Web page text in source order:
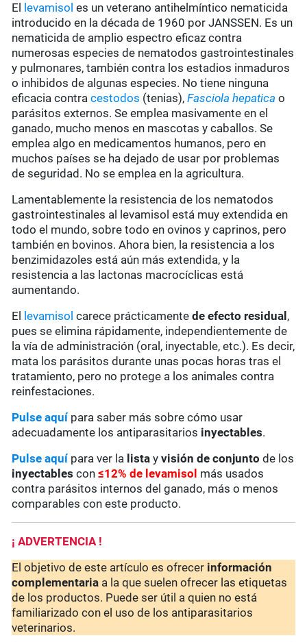
El
levamisol es un veterano antihelmíntico nematicida
introducido en la década de 1960 por JANSSEN. Es un
nematicida de amplio espectro eficaz contra
numerosas especies de nematodos gastrointestinales
y pulmonares, también contra los estadios inmaduros
o inhibidos de algunas especies. No tiene ninguna
eficacia contracestodos (tenias),Fasciola hepatica o
parásitos externos. Se emplea masivamente en el
ganado, mucho menos en mascotas y caballos. Se
emplea algo en medicamentos humanos, pero en
muchos países se ha dejado de usar por problemas
de seguridad. No se emplea en la agricultura.
Lamentablemente la resistencia de los nematodos
gastrointestinales al levamisol está muy extendida en
todo el mundo, sobre todo en ovinos y caprinos, pero
también en bovinos. Ahora bien, la resistencia a los
benzimidazoles está aún más extendida, y la
resistencia a las lactonas macrocíclicas está
aumentando.
El
levamisol carece prácticamente de efecto residual ,
pues se elimina rápidamente, independientemente de
la vía de administración (oral, inyectable, etc.). Es decir,
mata los parásitos durante unas pocas horas tras el
tratamiento, pero no protege a los animales contra
reinfestaciones.
Pulse aquípara saber más sobre cómo usar
adecuadamente los antiparasitarios inyectables.
Pulse aquí para ver la lista yvisión de conjunto de los
inyectables con≤12% de levamisol más usados
contra parásitos internos del ganado, más o menos
comparables con este producto.
¡ ADVERTENCIA !
El objetivo de este artículo es ofrecer información
complementaria a la que suelen ofrecer las etiquetas
de los productos. Puede ser útil a quien no está
familiarizado con el uso de los antiparasitarios
veterinarios.